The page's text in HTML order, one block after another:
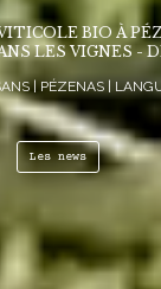
BIO À
LES VIGNES -
| PÉZENAS |
Les news